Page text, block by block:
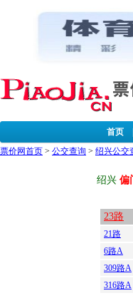
首页
票价网首页 > 公交查询 > 绍兴公交
绍兴 偏
23路
21路
6路A
309路A
316路A